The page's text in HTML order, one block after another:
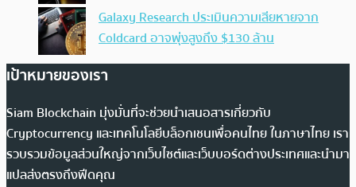
Galaxy Research ประเมินความเสียหายจาก
Coldcard อาจพุ่งสูงถึง $130 ล้าน
เป้าหมายของเรา
Siam Blockchain มุ่งมั่นที่จะช่วยนำเสนอสารเกี่ยวกับ
Cryptocurrency และเทคโนโลยีบล็อกเชนเพื่อคนไทย ในภาษาไทย เรา
รวบรวมข้อมูลส่วนใหญ่จากเว็บไซต์และเว็บบอร์ดต่างประเทศและนำมา
แปลส่งตรงถึงฟีดคุณ